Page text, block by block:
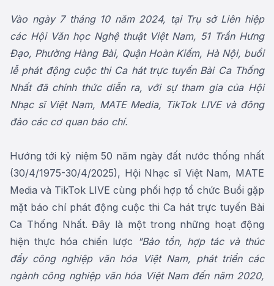
Vào ngày 7 tháng 10 năm 2024, tại Trụ sở Liên hiệp
các Hội Văn học Nghệ thuật Việt Nam, 51 Trần Hưng
Đạo, Phường Hàng Bài, Quận Hoàn Kiếm, Hà Nội, buổi
lễ phát động cuộc thi Ca hát trực tuyến Bài Ca Thống
Nhất đã chính thức diễn ra, với sự tham gia của Hội
Nhạc sĩ Việt Nam, MATE Media, TikTok LIVE và đông
đảo các cơ quan báo chí.
Hướng tới kỷ niệm 50 năm ngày đất nước thống nhất
(30/4/1975-30/4/2025), Hội Nhạc sĩ Việt Nam, MATE
Media và TikTok LIVE cùng phối hợp tổ chức Buổi gặp
mặt báo chí phát động cuộc thi Ca hát trực tuyến Bài
Ca Thống Nhất. Đây là một trong những hoạt động
hiện thực hóa chiến lược "Bảo tồn, hợp tác và thúc
đẩy công nghiệp văn hóa Việt Nam, phát triển các
ngành công nghiệp văn hóa Việt Nam đến năm 2020,